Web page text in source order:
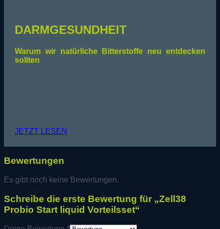
DARMGESUNDHEIT
Warum wir natürliche
Bitterstoffe neu entdecken
sollten
JETZT LESEN
Bewertungen
Es gibt noch keine Bewertungen.
Schreibe die erste Bewertung für „Zell38
Probio Start liquid Vorteilsset“